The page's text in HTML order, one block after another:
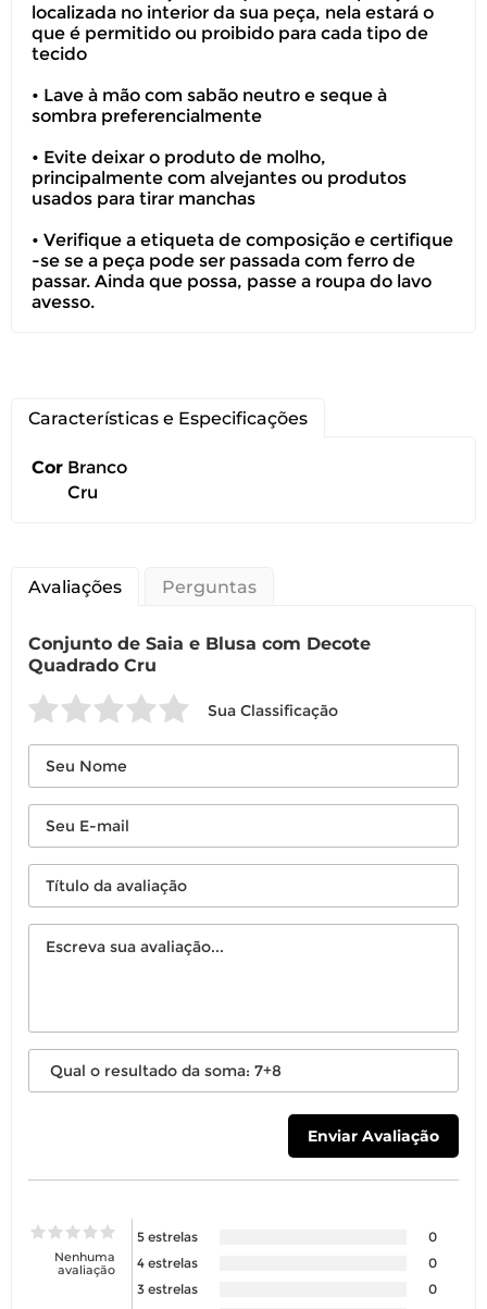
Você pode devolver este
produto gratuitamente.
Você possui até 07 dias corridos, após o
recebimento do produto, para solicitar
a troca ou devolução caso seu produto
É importante revisar aspolíticas de
devolução.
localizada no interior da sua peça, nela estará o
que é permitido ou proibido para cada tipo de
tecido
• Lave à mão com sabão neutro e seque à
sombra preferencialmente
• Evite deixar o produto de molho,
principalmente com alvejantes ou produtos
usados para tirar manchas
• Verifique a etiqueta de composição e certifique
-se se a peça pode ser passada com ferro de
passar. Ainda que possa, passe a roupa do lavo
avesso.
Características e Especificações
Cor Branco
Cru
Avaliações Perguntas
Conjunto de Saia e Blusa com Decote
Quadrado Cru
Sua Classificação
Nenhuma
avaliação
5 estrelas
0
4 estrelas
0
3 estrelas
0